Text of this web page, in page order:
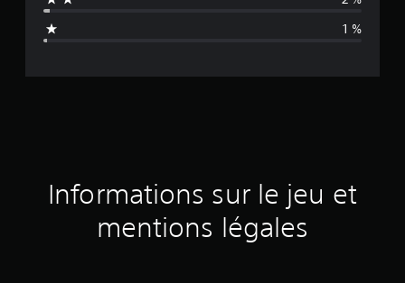
n
d
a
1 %
Informations sur le jeu et
mentions légales